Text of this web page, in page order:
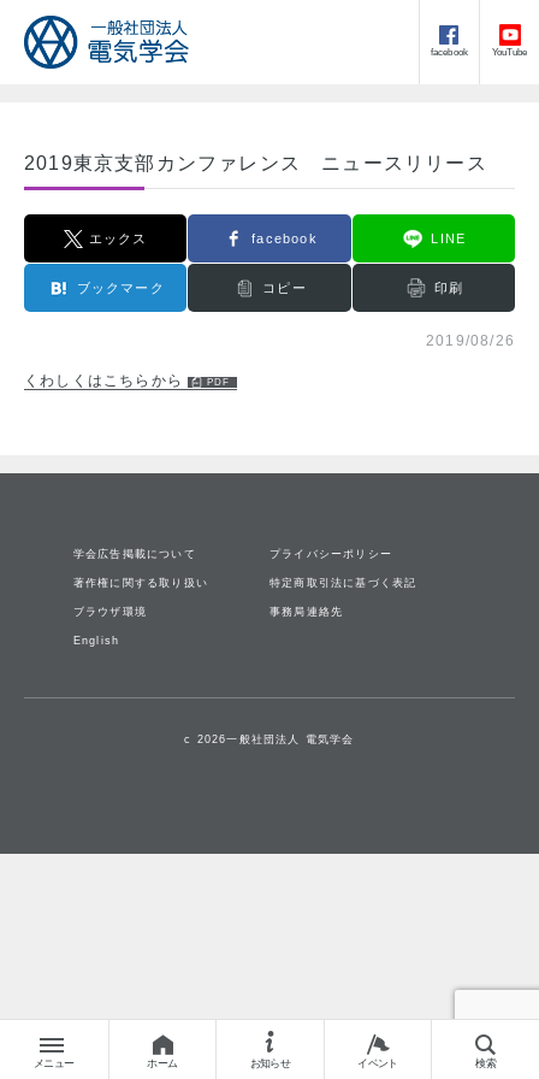
facebook YouTube
メニュー ホーム お知らせ イベント 検索
2019東京支部カンファレンス ニュースリリース
エックス facebook LINE
ブックマーク コピー 印刷
2019/08/26
くわしくはこちらから
学会広告掲載について プライバシーポリシー
著作権に関する取り扱い 特定商取引法に基づく表記
ブラウザ環境 事務局連絡先
English
c 2026一般社団法人 電気学会